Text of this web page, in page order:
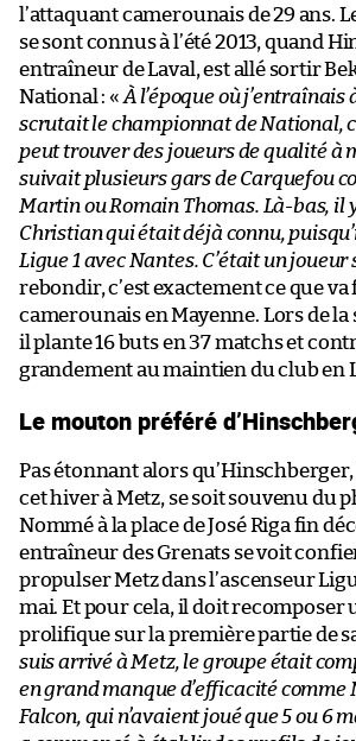
l’attaquant camerounais de 29 ans.
se sont connus à l’été 2013, quand
entraîneur de Laval, est allé sortir
National : « À l’époque où j’entraînais
scrutait le championnat de National,
peut trouver des joueurs de qualité à
suivait plusieurs gars de Carquefou
Martin ou Romain Thomas. Là-bas, il
Christian qui était déjà connu,
Ligue 1 avec Nantes. C’était un joueur
rebondir, c’est exactement ce que
camerounais en Mayenne. Lors de la
il plante 16 buts en 37 matchs et
grandement au maintien du club en
Le mouton préféré
Pas étonnant alors
cet hiver à Metz, se soit souvenu du
Nommé à la place de José Riga fin
entraîneur des Grenats se voit
propulser Metz dans l’ascenseur
mai. Et pour cela, il doit recomposer
prolifique sur la première partie de
suis arrivé à Metz, le groupe était
en grand manque d’efficacité comme
Falcon, qui n’avaient joué que 5 ou 6